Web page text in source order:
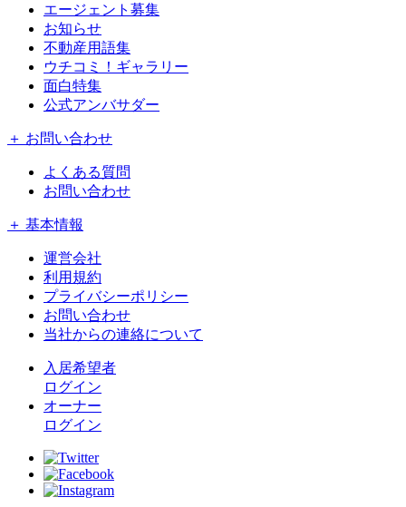
エージェント募集
お知らせ
不動産用語集
ウチコミ！ギャラリー
面白特集
公式アンバサダー
＋ お問い合わせ
よくある質問
お問い合わせ
＋ 基本情報
運営会社
利用規約
プライバシーポリシー
お問い合わせ
当社からの連絡について
入居希望者
ログイン
オーナー
ログイン